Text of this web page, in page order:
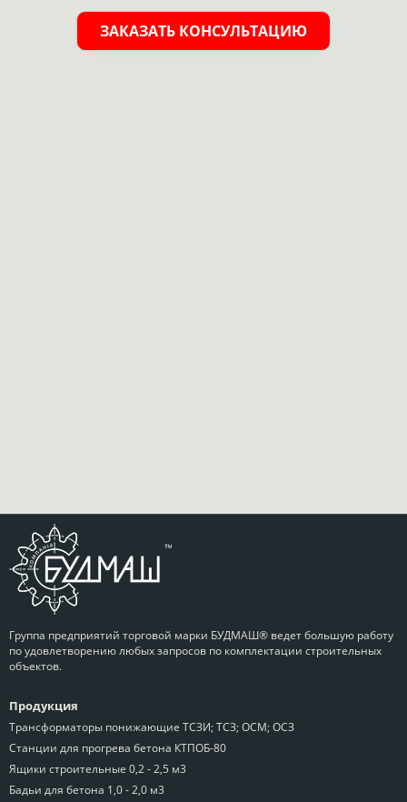
ЗАКАЗАТЬ КОНСУЛЬТАЦИЮ
Группа предприятий торговой марки БУДМАШ® ведет большую работу
по удовлетворению любых запросов по комплектации строительных
объектов.
Продукция
Трансформаторы понижающие ТСЗИ; ТСЗ; ОСМ; ОСЗ
Станции для прогрева бетона КТПОБ-80
Ящики строительные 0,2 - 2,5 м3
Бадьи для бетона 1,0 - 2,0 м3